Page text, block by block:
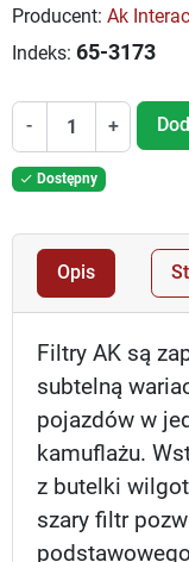
Producent: Ak
Indeks: 65-3173
- +
 Dostępny
Opis
Filtry AK są
subtelną
pojazdów w
kamuflażu.
z butelki
szary filtr